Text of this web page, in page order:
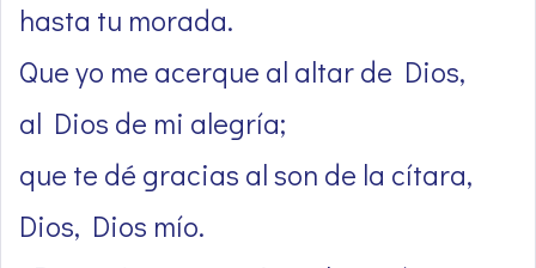
hasta tu morada.
Que yo me acerque al altar de Dios,
al Dios de mi alegría;
que te dé gracias al son de la cítara,
Dios, Dios mío.